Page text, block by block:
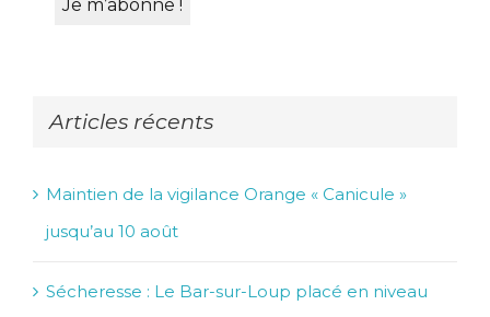
Articles récents
Maintien de la vigilance Orange « Canicule »
jusqu’au 10 août
Sécheresse : Le Bar-sur-Loup placé en niveau